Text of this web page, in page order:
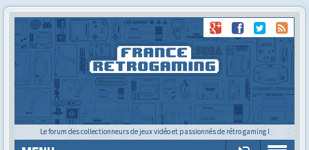
Le forum des collectionneurs de jeux vidéo et passionnés de rétro gaming !